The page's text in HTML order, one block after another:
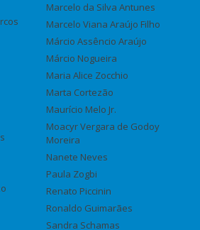
Marcelo da Silva Antunes
Marcelo Viana Araújo Filho
Márcio Assêncio Araújo
Márcio Nogueira
Maria Alice Zocchio
Marta Cortezão
Maurício Melo Jr.
Moacyr Vergara de Godoy
Moreira
Nanete Neves
Paula Zogbi
Renato Piccinin
Ronaldo Guimarães
Sandra Schamas